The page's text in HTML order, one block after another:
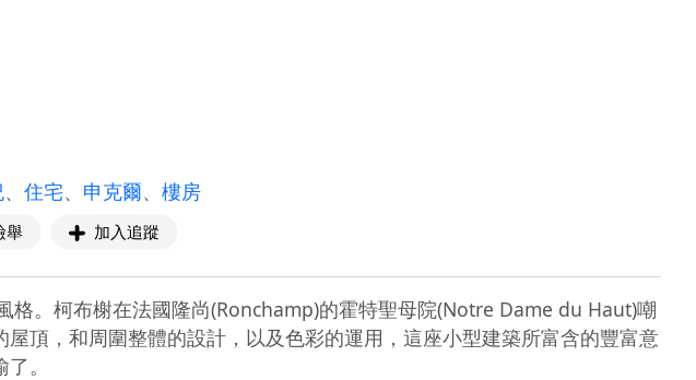
、 住宅、 申克爾、 樓房
舉 加入追蹤
。柯布榭在法國隆尚(Ronchamp)的霍特聖母院(Notre Dame du Haut)嘲
頂，和周圍整體的設計，以及色彩的運用，這座小型建築所富含的豐富意
。